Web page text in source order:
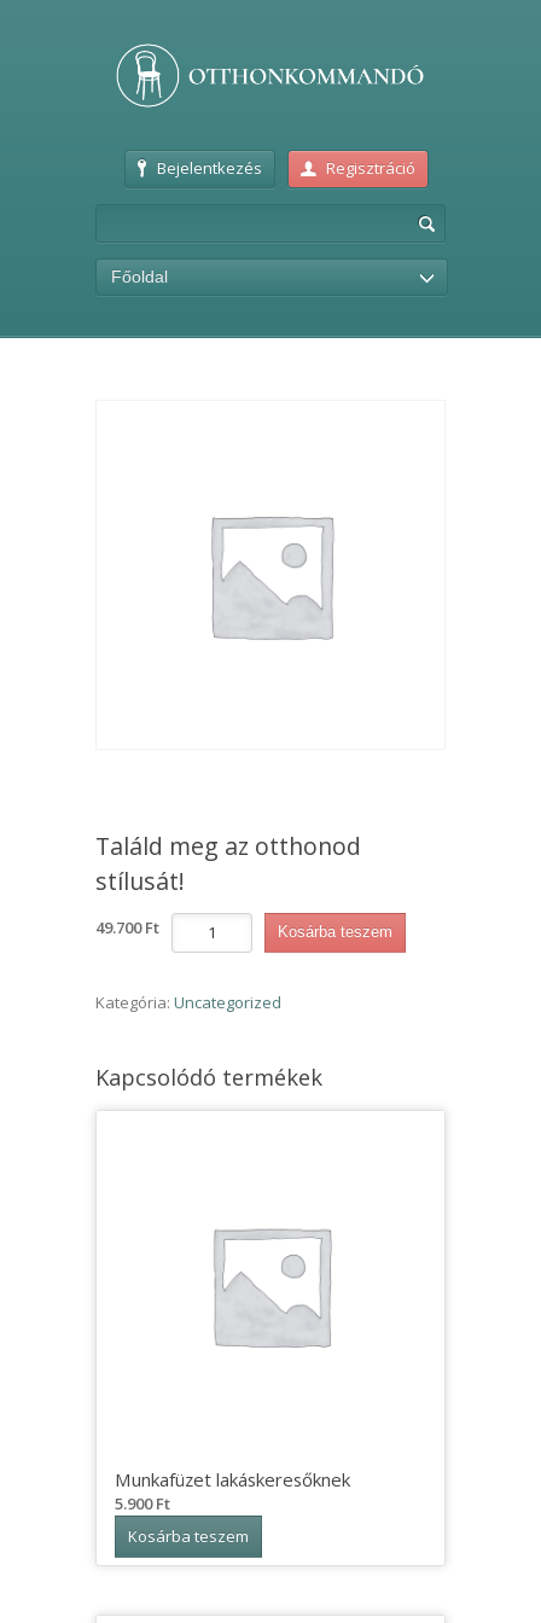
Bejelentkezés Regisztráció
Főoldal
Találd meg az otthonod
stílusát!
49.700Ft Találd
stílusát!
Kosárba teszem
Kategória: Uncategorized
Kapcsolódó termékek
Munkafüzet lakáskeresőknek
5.900Ft
Kosárba teszem